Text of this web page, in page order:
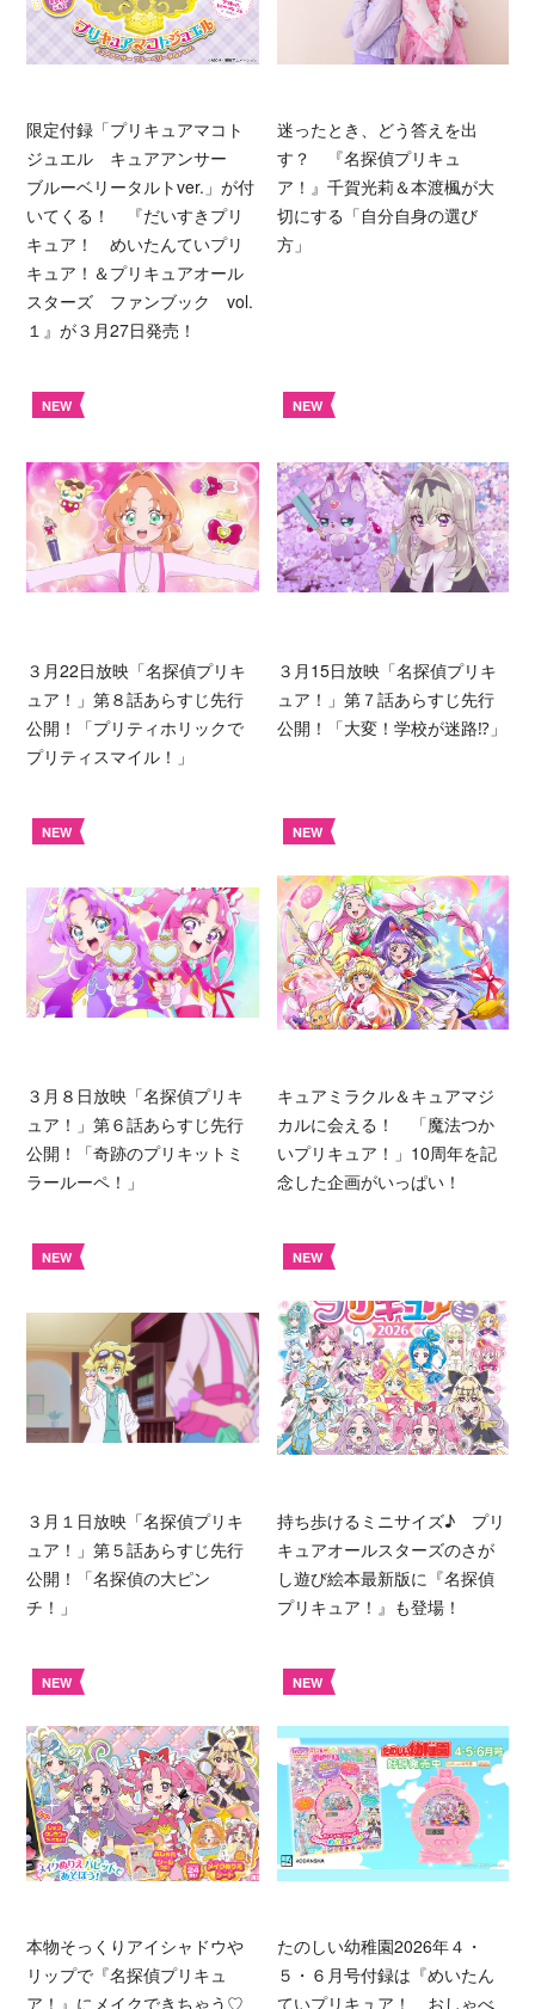
限定付録「プリキュアマコト
ジュエル キュアアンサー
ブルーベリータルトver.」が付
いてくる！ 『だいすきプリ
キュア！ めいたんていプリ
キュア！＆プリキュアオール
スターズ ファンブック vol.
１』が３月27日発売！
迷ったとき、どう答えを出
す？ 『名探偵プリキュ
ア！』千賀光莉＆本渡楓が大
切にする「自分自身の選び
方」
NEW
３月22日放映「名探偵プリキ
ュア！」第８話あらすじ先行
公開！「プリティホリックで
プリティスマイル！」
NEW
３月15日放映「名探偵プリキ
ュア！」第７話あらすじ先行
公開！「大変！学校が迷路⁉︎」
NEW
３月８日放映「名探偵プリキ
ュア！」第６話あらすじ先行
公開！「奇跡のプリキットミ
ラールーペ！」
NEW
キュアミラクル＆キュアマジ
カルに会える！ 「魔法つか
いプリキュア！」10周年を記
念した企画がいっぱい！
NEW
３月１日放映「名探偵プリキ
ュア！」第５話あらすじ先行
公開！「名探偵の大ピン
チ！」
NEW
持ち歩けるミニサイズ♪ プリ
キュアオールスターズのさが
し遊び絵本最新版に『名探偵
プリキュア！』も登場！
NEW
本物そっくりアイシャドウや
リップで『名探偵プリキュ
ア！』にメイクできちゃう♡
NEW
たのしい幼稚園2026年４・
５・６月号付録は『めいたん
ていプリキュア！ おしゃべ